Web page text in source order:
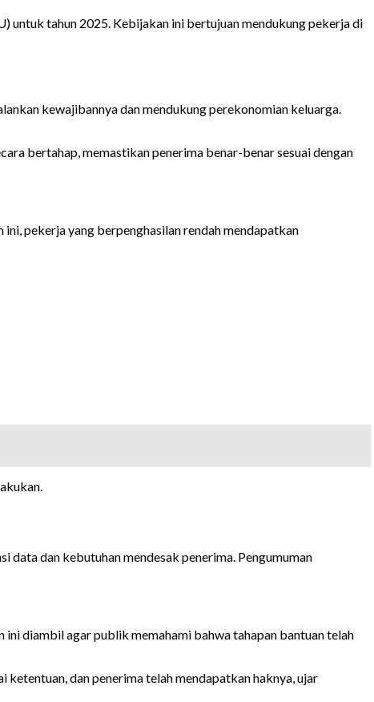
untuk tahun 2025. Kebijakan ini bertujuan mendukung pekerja di
kewajibannya dan mendukung perekonomian keluarga.
bertahap, memastikan penerima benar-benar sesuai dengan
pekerja yang berpenghasilan rendah mendapatkan
data dan kebutuhan mendesak penerima. Pengumuman
diambil agar publik memahami bahwa tahapan bantuan telah
dan penerima telah mendapatkan haknya, ujar